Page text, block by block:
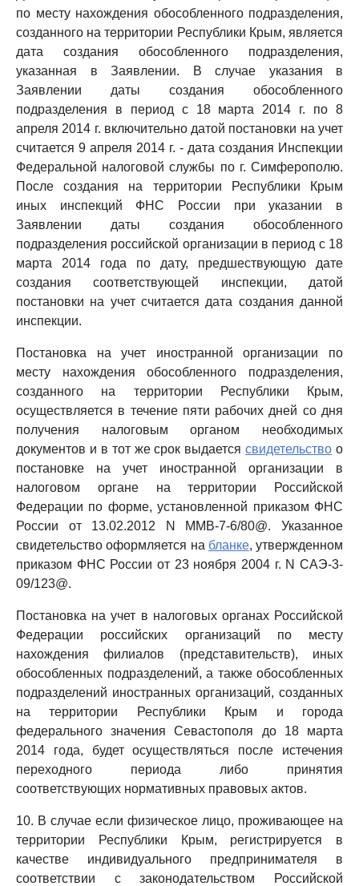
по месту нахождения обособленного подразделения,
созданного на территории Республики Крым, является
дата создания обособленного подразделения,
указанная в Заявлении. В случае указания в
Заявлении даты создания обособленного
подразделения в период с 18 марта 2014 г. по 8
апреля 2014 г. включительно датой постановки на учет
считается 9 апреля 2014 г. - дата создания Инспекции
Федеральной налоговой службы по г. Симферополю.
После создания на территории Республики Крым
иных инспекций ФНС России при указании в
Заявлении даты создания обособленного
подразделения российской организации в период с 18
марта 2014 года по дату, предшествующую дате
создания соответствующей инспекции, датой
постановки на учет считается дата создания данной
инспекции.
Постановка на учет иностранной организации по
месту нахождения обособленного подразделения,
созданного на территории Республики Крым,
осуществляется в течение пяти рабочих дней со дня
получения налоговым органом необходимых
документов и в тот же срок выдаетсясвидетельство о
постановке на учет иностранной организации в
налоговом органе на территории Российской
Федерации по форме, установленной приказом ФНС
России от 13.02.2012 N ММВ-7-6/80@. Указанное
свидетельство оформляется на бланке, утвержденном
приказом ФНС России от 23 ноября 2004 г. N САЭ-3-
09/123@.
Постановка на учет в налоговых органах Российской
Федерации российских организаций по месту
нахождения филиалов (представительств), иных
обособленных подразделений, а также обособленных
подразделений иностранных организаций, созданных
на территории Республики Крым и города
федерального значения Севастополя до 18 марта
2014 года, будет осуществляться после истечения
переходного периода либо принятия
соответствующих нормативных правовых актов.
10. В случае если физическое лицо, проживающее на
территории Республики Крым, регистрируется в
качестве индивидуального предпринимателя в
соответствии с законодательством Российской